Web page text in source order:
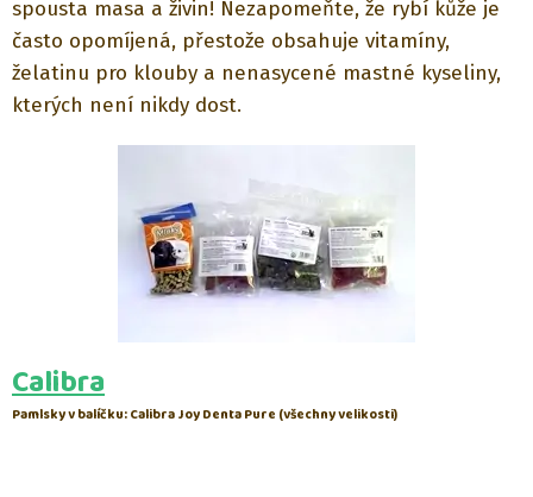
spousta masa a živin! Nezapomeňte, že rybí kůže je
často opomíjená, přestože obsahuje vitamíny,
želatinu pro klouby a nenasycené mastné kyseliny,
kterých není nikdy dost.
Calibra
Pamlsky v balíčku: Calibra Joy Denta Pure (všechny velikosti)